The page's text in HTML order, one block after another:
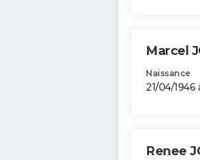
Marcel
Naissance
21/04/1946
Renee